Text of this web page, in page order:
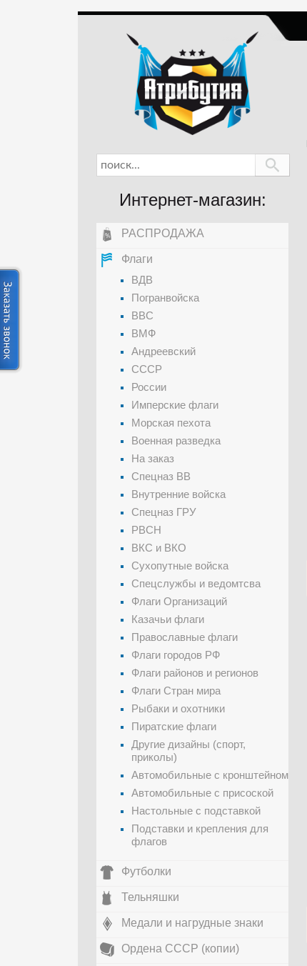
Интернет-магазин:
РАСПРОДАЖА
Флаги
ВДВ
Погранвойска
ВВС
ВМФ
Андреевский
СССР
России
Имперские флаги
Морская пехота
Военная разведка
На заказ
Спецназ ВВ
Внутренние войска
Спецназ ГРУ
РВСН
ВКС и ВКО
Сухопутные войска
Спецслужбы и ведомтсва
Флаги Организаций
Казачьи флаги
Православные флаги
Флаги городов РФ
Флаги районов и регионов
Флаги Стран мира
Рыбаки и охотники
Пиратские флаги
Другие дизайны (спорт,
приколы)
Автомобильные с кронштейном
Автомобильные с присоской
Настольные с подставкой
Подставки и крепления для
флагов
Футболки
Тельняшки
Медали и нагрудные знаки
Ордена СССР (копии)